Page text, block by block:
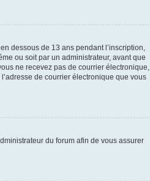
dessous de 13 ans pendant l’inscription,
ou soit par un administrateur, avant que
ne recevez pas de courrier électronique,
de courrier électronique que vous
du forum afin de vous assurer